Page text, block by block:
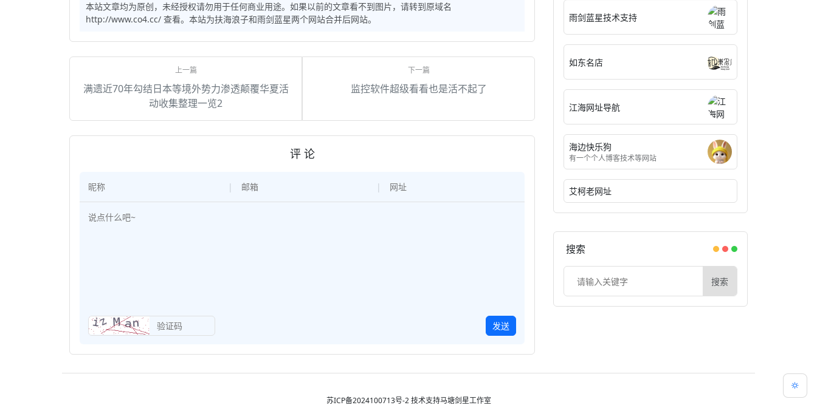
本站文章均为原创，未经授权请勿用于任何商业用途。如果以前的文章看不到图片，请转到原域名
http://www.co4.cc/ 查看。本站为扶海浪子和雨剑蓝星两个网站合并后网站。
满遗近70年勾结日本等境外势力渗透颠覆华夏活
动收集整理一览2
监控软件超级看看也是活不起了
评 论
发送
雨剑蓝星技术支持
如东名店
江海网址导航
海边快乐狗
有一个个人博客技术等网站
艾柯老网址
搜索
搜索
苏ICP备2024100713号-2技术支持马塘剑星工作室